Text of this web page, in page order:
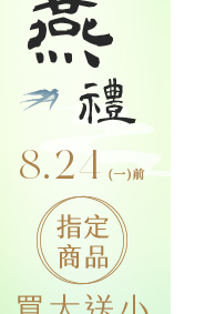
流行最精選
安東台灣